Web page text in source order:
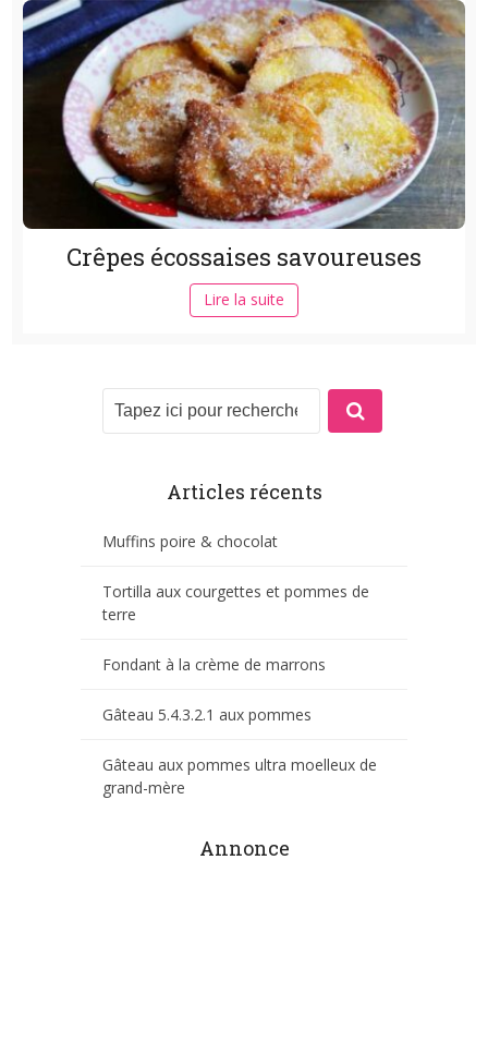
Crêpes écossaises savoureuses
Lire la suite
Articles récents
Muffins poire & chocolat
Tortilla aux courgettes et pommes de
terre
Fondant à la crème de marrons
Gâteau 5.4.3.2.1 aux pommes
Gâteau aux pommes ultra moelleux de
grand-mère
Annonce